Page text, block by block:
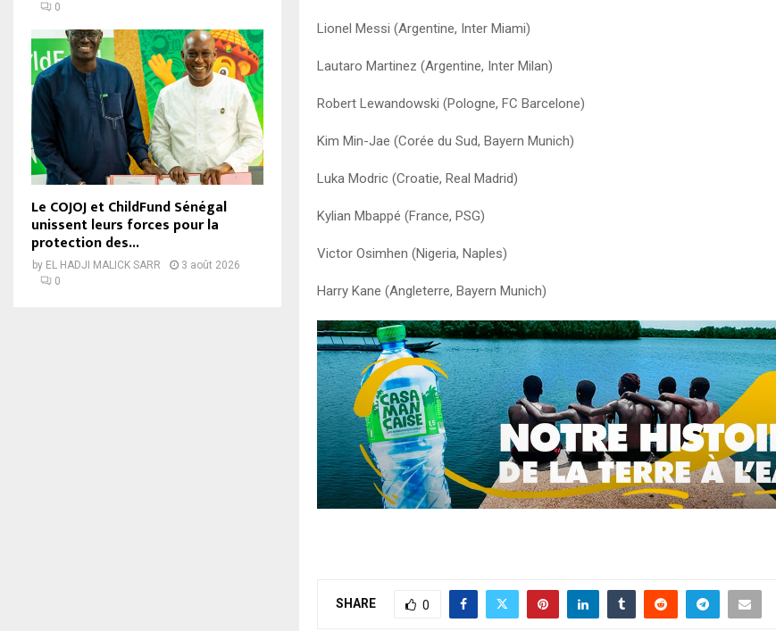
Lionel Messi (Argentine, Inter Miami)
Lautaro Martinez (Argentine, Inter Milan)
Robert Lewandowski (Pologne, FC Barcelone)
Kim Min-Jae (Corée du Sud, Bayern Munich)
Luka Modric (Croatie, Real Madrid)
Kylian Mbappé (France, PSG)
Victor Osimhen (Nigeria, Naples)
Harry Kane (Angleterre, Bayern Munich)
SHARE 0
0
Le COJOJ et ChildFund Sénégal
unissent leurs forces pour la
protection des...
by EL HADJI MALICK SARR
3 août 2026
0